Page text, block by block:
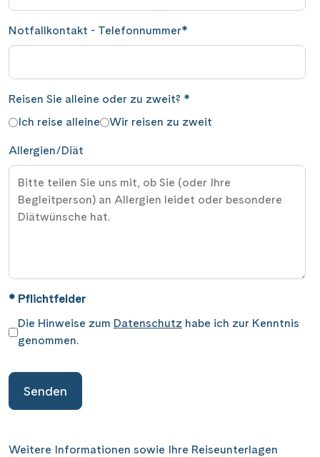
Notfallkontakt - Telefonnummer*
Reisen Sie alleine oder zu zweit? *
Ich reise alleine
Wir reisen zu zweit
Allergien/Diät
* Pflichtfelder
Die Hinweise zum Datenschutz habe ich zur Kenntnis
genommen.
Weitere Informationen sowie Ihre Reiseunterlagen